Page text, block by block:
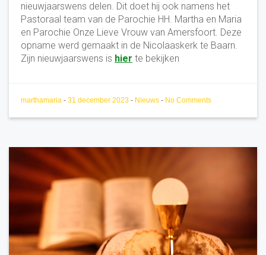
nieuwjaarswens delen. Dit doet hij ook namens het
Pastoraal team van de Parochie HH. Martha en Maria
en Parochie Onze Lieve Vrouw van Amersfoort. Deze
opname werd gemaakt in de Nicolaaskerk te Baarn.
Zijn nieuwjaarswens is hier te bekijken
marthamaria - 31 december 2023 - Nieuws - No Comments